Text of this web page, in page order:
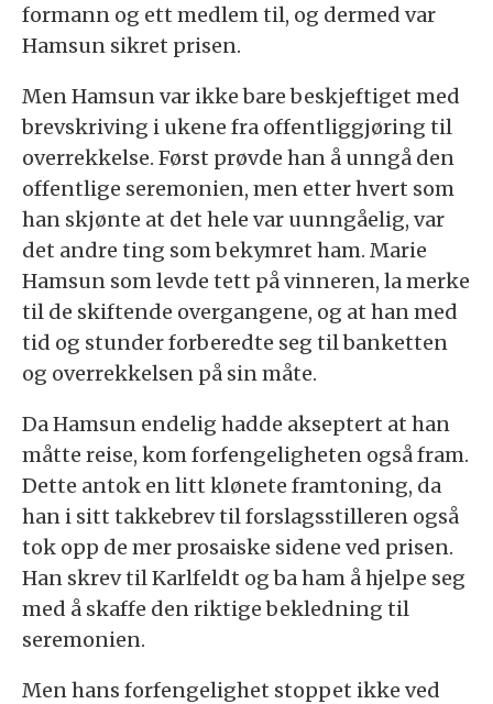
formann og ett medlem til, og dermed var
Hamsun sikret prisen.
Men Hamsun var ikke bare beskjeftiget med
brevskriving i ukene fra offentliggjøring til
overrekkelse. Først prøvde han å unngå den
offentlige seremonien, men etter hvert som
han skjønte at det hele var uunngåelig, var
det andre ting som bekymret ham. Marie
Hamsun som levde tett på vinneren, la merke
til de skiftende overgangene, og at han med
tid og stunder forberedte seg til banketten
og overrekkelsen på sin måte.
Da Hamsun endelig hadde akseptert at han
måtte reise, kom forfengeligheten også fram.
Dette antok en litt klønete framtoning, da
han i sitt takkebrev til forslagsstilleren også
tok opp de mer prosaiske sidene ved prisen.
Han skrev til Karlfeldt og ba ham å hjelpe seg
med å skaffe den riktige bekledning til
seremonien.
Men hans forfengelighet stoppet ikke ved